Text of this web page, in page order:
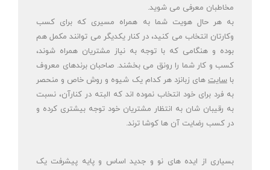
مخاطبان معرفی می شوید.
به هر حال هویت شما به همراه مسیری که برای کسب
وکارتان انتخاب می کنید، در کنار یکدیگر می توانند مکمل هم
بوده و هنگامی که با توجه به نیاز مشتریان همراه شوند،
کسب و کار شما را رونق می بخشند. صاحبان برندهای معروف
باسایت های زبانزد هر کدام یک شیوه و روش خاص و منحصر
به فرد برای خود انتخاب نموده اند که البته در کنارآن، نسبت
به رقیبان شان به انتظار مشتریان خود توجه بیشتری کرده و
در کسب رضایت آن ها کوشا ترند.
بسیاری از ایده های نو و جدید اساس و پایه پیشرفت یک